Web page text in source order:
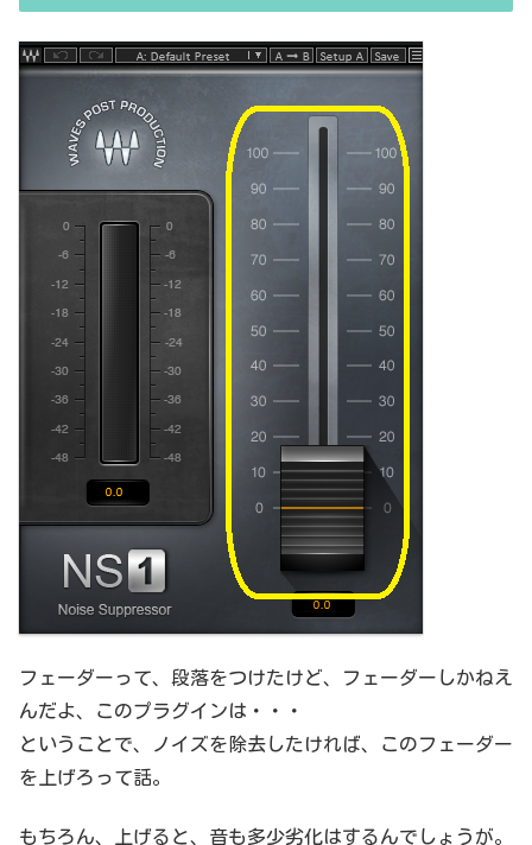
フェーダーって、段落をつけたけど、フェーダーしかねえ
んだよ、このプラグインは・・・
ということで、ノイズを除去したければ、このフェーダー
を上げろって話。
もちろん、上げると、音も多少劣化はするんでしょうが。